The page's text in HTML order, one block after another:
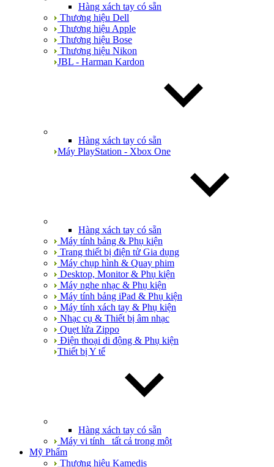
Hàng xách tay có sẵn
Thương hiệu Dell
Thương hiệu Apple
Thương hiệu Bose
Thương hiệu Nikon
JBL - Harman Kardon
Hàng xách tay có sẵn
Máy PlayStation - Xbox One
Hàng xách tay có sẵn
Máy tính bảng & Phụ kiện
Trang thiết bị điện tử Gia dụng
Máy chụp hình & Quay phim
Desktop, Monitor & Phụ kiện
Máy nghe nhạc & Phụ kiện
Máy tính bảng iPad & Phụ kiện
Máy tính xách tay & Phụ kiện
Nhạc cụ & Thiết bị âm nhạc
Quẹt lửa Zippo
Điện thoại di động & Phụ kiện
Thiết bị Y tế
Hàng xách tay có sẵn
Máy vi tính_ tất cả trong một
Mỹ Phẩm
Thương hiệu Kamedis